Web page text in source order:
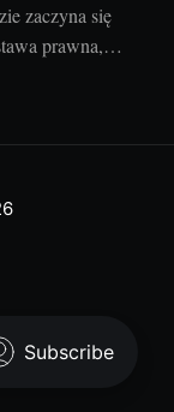
zaczyna się
prawna,
osią